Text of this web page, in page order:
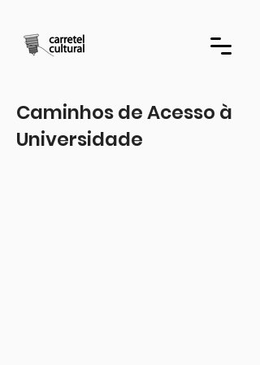
Caminhos de Acesso à
Universidade